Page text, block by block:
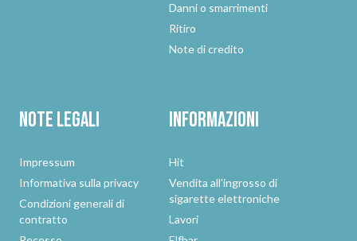
Danni o smarrimenti
Ritiro
Note di credito
Note legali
Impressum
Informativa sulla privacy
Condizioni generali di
contratto
Informazioni
Hit
Vendita all'ingrosso di
sigarette elettroniche
Lavori